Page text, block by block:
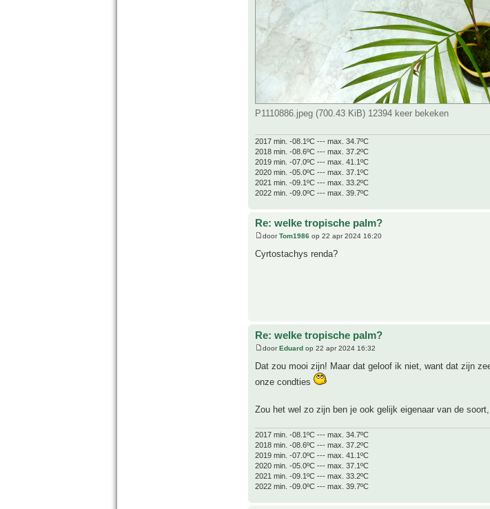
P1110886.jpeg (700.43 KiB) 12394 keer bekeken
2017 min. -08.1ºC --- max. 34.7ºC
2018 min. -08.6ºC --- max. 37.2ºC
2019 min. -07.0ºC --- max. 41.1ºC
2020 min. -05.0ºC --- max. 37.1ºC
2021 min. -09.1ºC --- max. 33.2ºC
2022 min. -09.0ºC --- max. 39.7ºC
Re: welke tropische palm?
doorTom1986 op 22 apr 2024 16:20
Cyrtostachys renda?
Re: welke tropische palm?
doorEduard op 22 apr 2024 16:32
Dat zou mooi zijn! Maar dat geloof ik niet, want dat zijn
onze condties
Zou het wel zo zijn ben je ook gelijk eigenaar van de
2017 min. -08.1ºC --- max. 34.7ºC
2018 min. -08.6ºC --- max. 37.2ºC
2019 min. -07.0ºC --- max. 41.1ºC
2020 min. -05.0ºC --- max. 37.1ºC
2021 min. -09.1ºC --- max. 33.2ºC
2022 min. -09.0ºC --- max. 39.7ºC